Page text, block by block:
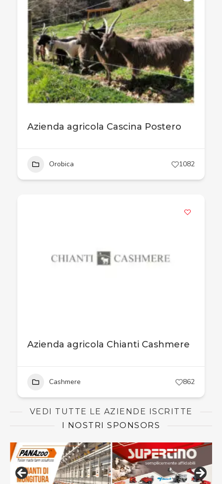
Azienda agricola Cascina Postero
Orobica 1082
Azienda agricola Chianti Cashmere
Cashmere 862
VEDI TUTTE LE AZIENDE ISCRITTE
I NOSTRI SPONSORS